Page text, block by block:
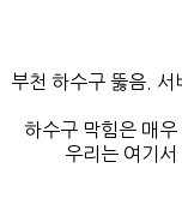
부천 하수구 뚫음. 서
하수구 막힘은 매
우리는 여기